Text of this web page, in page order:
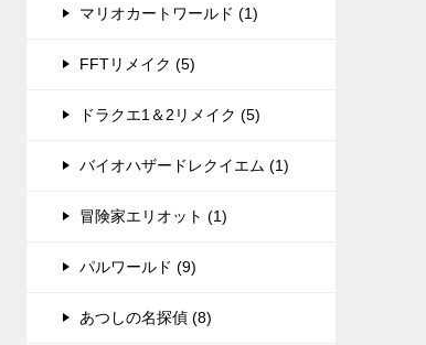
マリオカートワールド (1)
FFTリメイク (5)
ドラクエ1＆2リメイク (5)
バイオハザードレクイエム (1)
冒険家エリオット (1)
パルワールド (9)
あつしの名探偵 (8)